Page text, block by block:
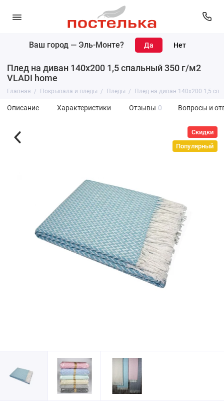
Ваш город — Эль-Монте?
Плед на диван 140х200 1,5 спальный 350 г/м2
VLADI home
Главная Покрывала и пледы Пледы Плед на диван 140х200 1,5
Описание Характеристики Отзывы 0 Вопросы и
Скидки
Популярный